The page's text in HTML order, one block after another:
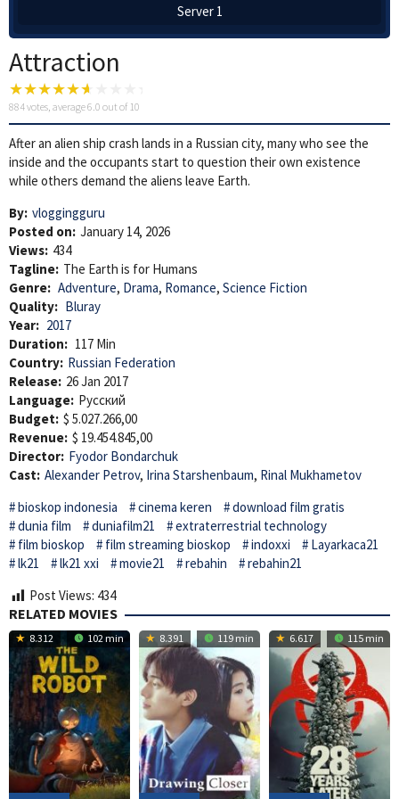
Server 1
Attraction
884votes, average6.0 out of 10
After an alien ship crash lands in a Russian city, many who see the
inside and the occupants start to question their own existence
while others demand the aliens leave Earth.
By: vloggingguru
Posted on: January 14, 2026
Views: 434
Tagline: The Earth is for Humans
Genre: Adventure, Drama, Romance, Science Fiction
Quality: Bluray
Year: 2017
Duration: 117 Min
Country: Russian Federation
Release: 26 Jan 2017
Language: Pусский
Budget: $ 5.027.266,00
Revenue: $ 19.454.845,00
Director: Fyodor Bondarchuk
Cast: Alexander Petrov, Irina Starshenbaum, Rinal Mukhametov
bioskop indonesia
cinema keren
download film gratis
dunia film
duniafilm21
extraterrestrial technology
film bioskop
film streaming bioskop indoxxi
Layarkaca21
lk21
lk21 xxi movie21 rebahin
rebahin21
Post Views: 434
RELATED MOVIES
8.312 102 min 8.391 119 min 6.617 115 min